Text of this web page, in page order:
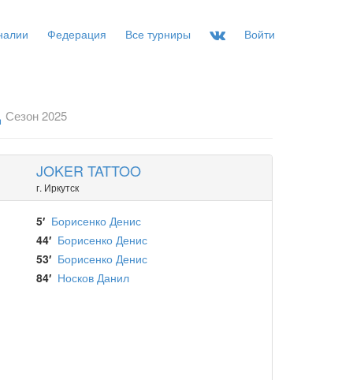
Федерация Все турниры Войти
Сезон 2025
JOKER TATTOO
г. Иркутск
5′ Борисенко Денис
44′ Борисенко Денис
53′ Борисенко Денис
84′ Носков Данил